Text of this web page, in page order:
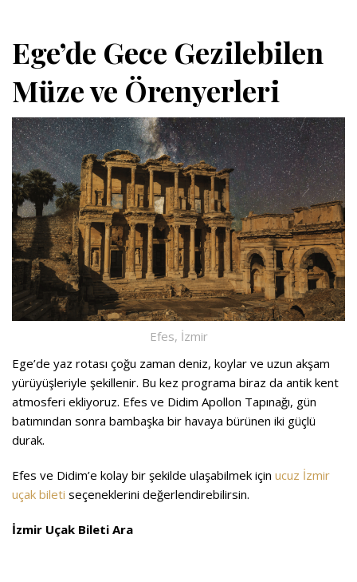
Ege’de Gece Gezilebilen
Müze ve Örenyerleri
Efes, İzmir
Ege’de yaz rotası çoğu zaman deniz, koylar ve uzun akşam
yürüyüşleriyle şekillenir. Bu kez programa biraz da antik kent
atmosferi ekliyoruz. Efes ve Didim Apollon Tapınağı, gün
batımından sonra bambaşka bir havaya bürünen iki güçlü
durak.
Efes ve Didim’e kolay bir şekilde ulaşabilmek için ucuz İzmir
uçak bileti seçeneklerini değerlendirebilirsin.
İzmir Uçak Bileti Ara